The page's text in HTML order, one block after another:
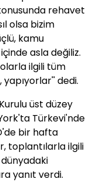
rehavet
olsa bizim
kamu
asla değiliz.
ilgili tüm
yapıyorlar'' dedi.
üst düzey
Türkevi'nde
bir hafta
toplantılarla ilgili
yanıt verdi.